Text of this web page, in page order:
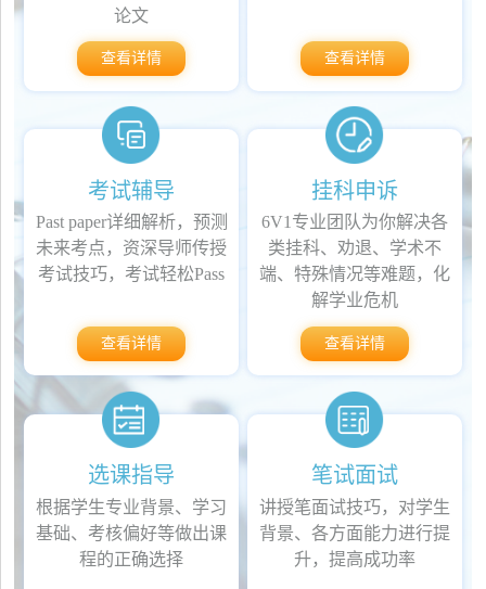
各种社会活动和课外活动。该大学还设有多个学生组织和俱
乐部，为学生提供了广泛的机会和平台，以发挥他们的领导
才能和实践技能。
论文
查看详情 查看详情
考试辅导
Past paper详细解析，预测
未来考点，资深导师传授
考试技巧，考试轻松Pass
查看详情
挂科申诉
6V1专业团队为你解决各
类挂科、劝退、学术不
端、特殊情况等难题，化
解学业危机
查看详情
选课指导
根据学生专业背景、学习
基础、考核偏好等做出课
程的正确选择
笔试面试
讲授笔面试技巧，对学生
背景、各方面能力进行提
升，提高成功率